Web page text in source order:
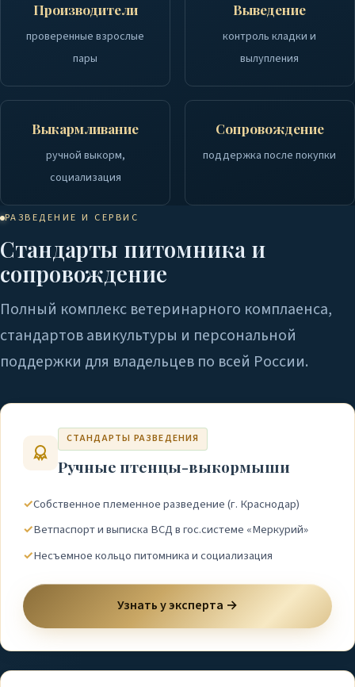
Производители
проверенные взрослые
пары
Выведение
контроль кладки и
вылупления
Выкармливание
ручной выкорм,
социализация
Сопровождение
поддержка после покупки
РАЗВЕДЕНИЕ И СЕРВИС
Стандарты питомника и
сопровождение
Полный комплекс ветеринарного комплаенса,
стандартов авикультуры и персональной
поддержки для владельцев по всей России.
СТАНДАРТЫ РАЗВЕДЕНИЯ
Ручные птенцы-выкормыши
✓Собственное племенное разведение (г. Краснодар)
✓Ветпаспорт и выписка ВСД в гос.системе «Меркурий»
✓Несъемное кольцо питомника и социализация
Узнать у эксперта →